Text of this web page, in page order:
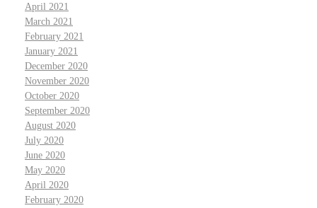
April 2021
March 2021
February 2021
January 2021
December 2020
November 2020
October 2020
September 2020
August 2020
July 2020
June 2020
May 2020
April 2020
February 2020